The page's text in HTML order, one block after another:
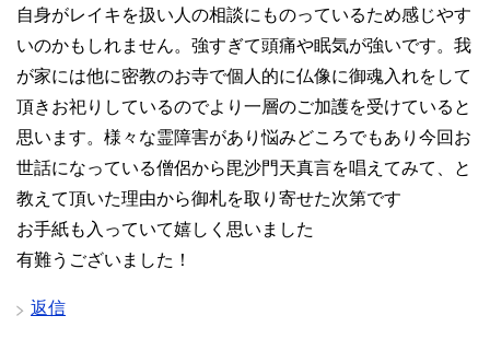
自身がレイキを扱い人の相談にものっているため感じやす
いのかもしれません。強すぎて頭痛や眠気が強いです。我
が家には他に密教のお寺で個人的に仏像に御魂入れをして
頂きお祀りしているのでより一層のご加護を受けていると
思います。様々な霊障害があり悩みどころでもあり今回お
世話になっている僧侶から毘沙門天真言を唱えてみて、と
教えて頂いた理由から御札を取り寄せた次第です
お手紙も入っていて嬉しく思いました
有難うございました！
返信